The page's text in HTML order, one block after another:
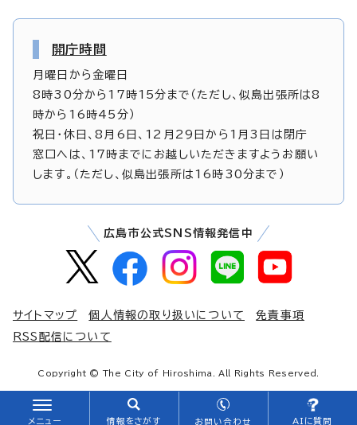
メニュー 情報をさがす お問い合わせ AIに質問
開庁時間
月曜日から金曜日
8時30分から17時15分まで（ただし、似島出張所は8
時から16時45分）
祝日・休日、8月6日、12月29日から1月3日は閉庁
窓口へは、17時までにお越しいただきますようお願い
します。（ただし、似島出張所は16時30分まで）
広島市公式SNS情報発信中
サイトマップ 個人情報の取り扱いについて
免責事項
RSS配信について
Copyright © The City of Hiroshima. All Rights Reserved.